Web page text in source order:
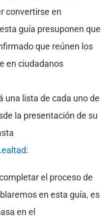
convertirse en
guía presuponen que
que reúnen los
en ciudadanos
una lista de cada uno de
la presentación de su
:
el proceso de
en esta guía, es
en el